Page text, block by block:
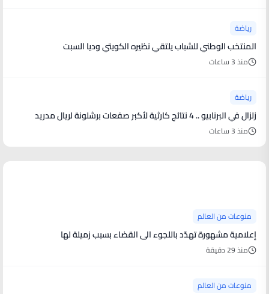
رياضة
المنتخب الوطني للشباب يلتقي نظيره الكويتي وديا السبت
منذ 3 ساعات
رياضة
زلزال في البرنابيو .. 4 نتائج كارثية لأكبر صفعات برشلونة لريال مدريد
منذ 3 ساعات
منوعات من العالم
إعلامية مشهورة تهدّد باللجوء الى القضاء بسبب زميلة لها
منذ 29 دقيقة
منوعات من العالم